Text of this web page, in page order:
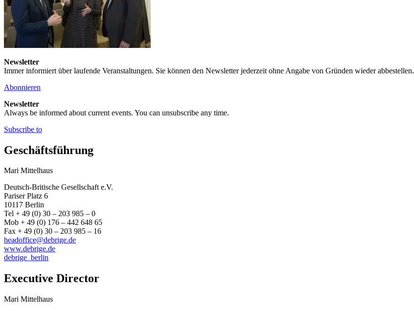
Newsletter
Immer informiert über laufende Veranstaltungen. Sie können den Newsletter jederzeit ohne Angabe von Gründen wieder abbestellen.
Abonnieren
Newsletter
Always be informed about current events. You can unsubscribe any time.
Subscribe to
Geschäftsführung
Mari Mittelhaus
Deutsch-Britische Gesellschaft e.V.
Pariser Platz 6
10117 Berlin
Tel + 49 (0) 30 – 203 985 – 0
Mob + 49 (0) 176 – 442 648 65
Fax + 49 (0) 30 – 203 985 – 16
headoffice@debrige.de
www.debrige.de
debrige_berlin
Executive Director
Mari Mittelhaus